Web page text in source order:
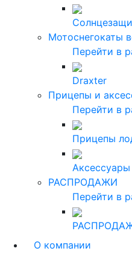
Мотоснегокаты
Перейти в
Draxter
Прицепы и
Перейти в
Прицепы
РАСПРОДАЖИ
Перейти в
О компании